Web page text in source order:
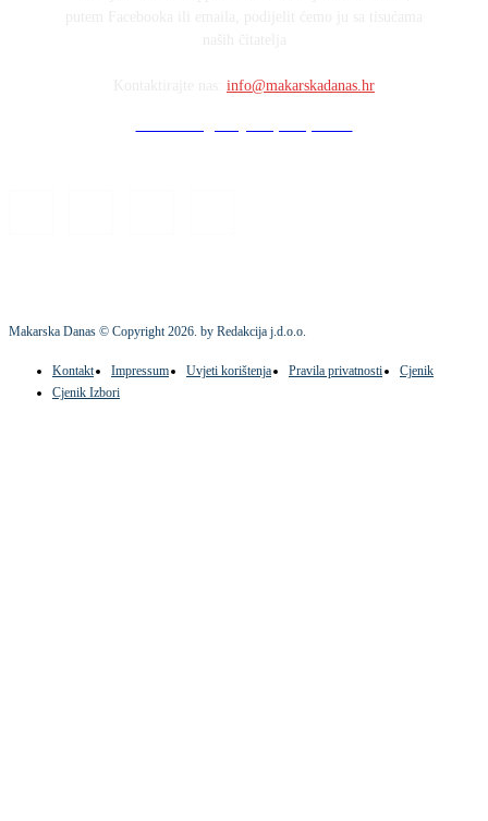
info@makarskadanas.hr
Makarska Danas © Copyright2026. by Redakcija j.d.o.o.
Kontakt Impressum Uvjeti korištenja Pravila privatnosti
Cjenik
Cjenik Izbori